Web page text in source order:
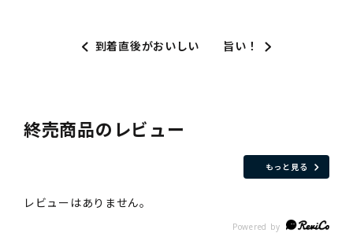
到着直後がおいしい 旨い！
終売商品のレビュー
もっと見る